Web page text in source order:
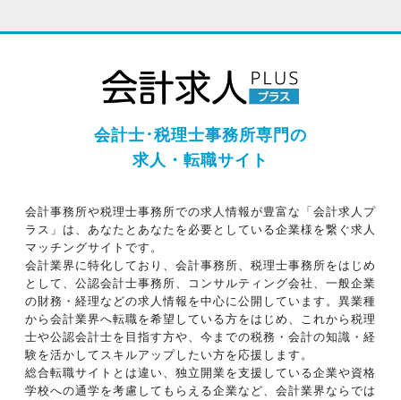
会計士･税理士事務所専門の
求人・転職サイト
会計事務所や税理士事務所での求人情報が豊富な「会計求人プ
ラス」は、あなたとあなたを必要としている企業様を繋ぐ求人
マッチングサイトです。
会計業界に特化しており、会計事務所、税理士事務所をはじめ
として、公認会計士事務所、コンサルティング会社、一般企業
の財務・経理などの求人情報を中心に公開しています。異業種
から会計業界へ転職を希望している方をはじめ、これから税理
士や公認会計士を目指す方や、今までの税務・会計の知識・経
験を活かしてスキルアップしたい方を応援します。
総合転職サイトとは違い、独立開業を支援している企業や資格
学校への通学を考慮してもらえる企業など、会計業界ならでは